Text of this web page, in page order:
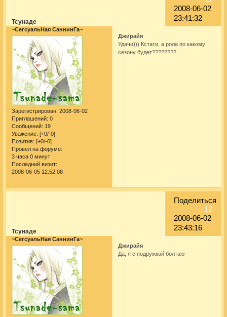
2008-06-02
23:41:32
Тсунаде
~СегсуальНая СаннинГа~
Зарегистрирован: 2008-06-02
Приглашений: 0
Сообщений: 19
Уважение: [+0/-0]
Позитив: [+0/-0]
Провел на форуме:
3 часа 0 минут
Последний визит:
2008-06-05 12:52:08
Джирайя
Удачи))) Кстати, а рола по какому
сезону будет????????
Поделиться
12
2008-06-02
23:43:16
Тсунаде
~СегсуальНая СаннинГа~
Джирайя
Да, я с подружкой болтаю